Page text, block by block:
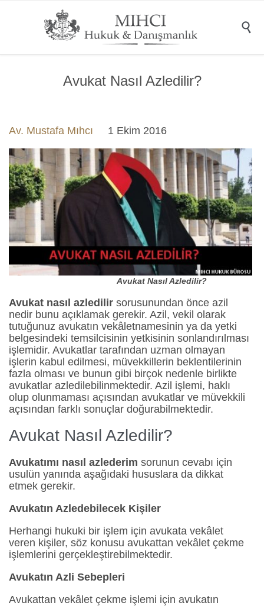

Avukat Nasıl Azledilir?
Av. Mustafa Mıhcı 1 Ekim 2016
Avukat Nasıl Azledilir?
Avukat nasıl azledilir sorusunundan önce azil
nedir bunu açıklamak gerekir. Azil, vekil olarak
tutuğunuz avukatın vekâletnamesinin ya da yetki
belgesindeki temsilcisinin yetkisinin sonlandırılması
işlemidir. Avukatlar tarafından uzman olmayan
işlerin kabul edilmesi, müvekkillerin beklentilerinin
fazla olması ve bunun gibi birçok nedenle birlikte
avukatlar azledilebilinmektedir. Azil işlemi, haklı
olup olunmaması açısından avukatlar ve müvekkili
açısından farklı sonuçlar doğurabilmektedir.
Avukat Nasıl Azledilir?
Avukatımı nasıl azlederim sorunun cevabı için
usulün yanında aşağıdaki hususlara da dikkat
etmek gerekir.
Avukatın Azledebilecek Kişiler
Herhangi hukuki bir işlem için avukata vekâlet
veren kişiler, söz konusu avukattan vekâlet çekme
işlemlerini gerçekleştirebilmektedir.
Avukatın Azli Sebepleri
Avukattan vekâlet çekme işlemi için avukatın